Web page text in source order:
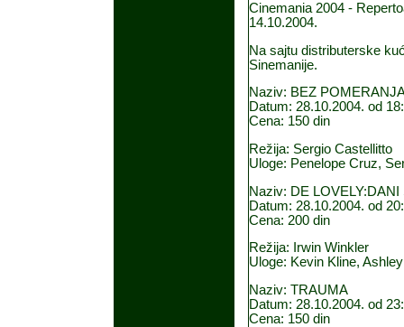
Cinemania 2004 -
14.10.2004.
Na sajtu distributerske
Sinemanije.
Naziv: BEZ
Datum: 28.10.2004. od
Cena: 150 din
Režija: Sergio Castellitto
Uloge: Penelope Cruz,
Naziv: DE LOVELY:DANI
Datum: 28.10.2004. od
Cena: 200 din
Režija: Irwin Winkler
Uloge: Kevin Kline,
Naziv: TRAUMA
Datum: 28.10.2004. od
Cena: 150 din